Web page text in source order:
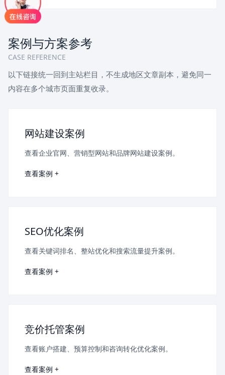
案例与方案参考
CASE REFERENCE
以下链接统一回到主站栏目，不生成地区文章副本，避免同一
内容在多个城市页面重复收录。
网站建设案例
查看企业官网、营销型网站和品牌网站建设案例。
查看案例 +
SEO优化案例
查看关键词排名、整站优化和搜索流量提升案例。
查看案例 +
竞价托管案例
查看账户搭建、预算控制和咨询转化优化案例。
查看案例 +